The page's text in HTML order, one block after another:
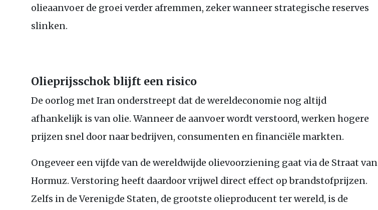
olieaanvoer de groei verder afremmen, zeker wanneer strategische reserves
slinken.
Olieprijsschok blijft een risico
De oorlog met Iran onderstreept dat de wereldeconomie nog altijd
afhankelijk is van olie. Wanneer de aanvoer wordt verstoord, werken hogere
prijzen snel door naar bedrijven, consumenten en financiële markten.
Ongeveer een vijfde van de wereldwijde olievoorziening gaat via de Straat van
Hormuz. Verstoring heeft daardoor vrijwel direct effect op brandstofprijzen.
Zelfs in de Verenigde Staten, de grootste olieproducent ter wereld, is de